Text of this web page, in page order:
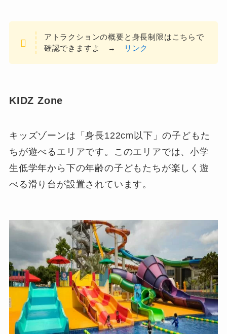
アトラクションの概要と身長制限はこちらで
確認できますよ →
リンク
KIDZ Zone
キッズゾーンは「身長122cm 以下 」の子どもた
ちが遊べるエリアです。このエリアでは、小学
生低学年から下の年齢の子どもたちが楽しく遊
べる滑り台が設置されています。